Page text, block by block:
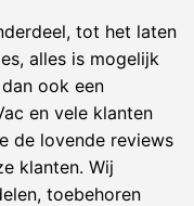
tot het laten
alles is mogelijk
ook een
en vele klanten
de lovende reviews
klanten. Wij
toebehoren